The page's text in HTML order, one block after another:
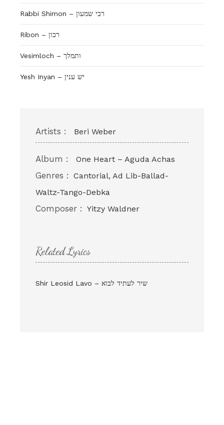
Rabbi Shimon – רבי שמעון
Ribon – רבון
Vesimloch – ותמלך
Yesh Inyan – יש ענין
Artists : Beri Weber
Album : One Heart – Aguda Achas
Genres : Cantorial, Ad Lib-Ballad-
Waltz-Tango-Debka
Composer : Yitzy Waldner
Related Lyrics
Shir Leosid Lavo – שיר לעתיד לבוא